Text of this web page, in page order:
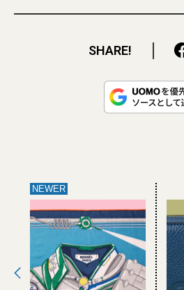
SHARE!
NEWER